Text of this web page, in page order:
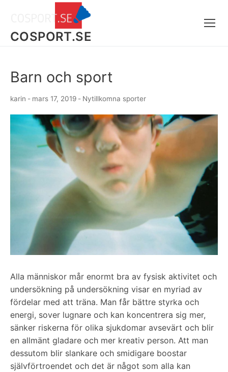
content
COSPORT.SE
Barn och sport
karin - mars 17, 2019 - Nytillkomna sporter
Alla människor mår enormt bra av fysisk aktivitet och
undersökning på undersökning visar en myriad av
fördelar med att träna. Man får bättre styrka och
energi, sover lugnare och kan koncentrera sig mer,
sänker riskerna för olika sjukdomar avsevärt och blir
en allmänt gladare och mer kreativ person. Att man
dessutom blir slankare och smidigare boostar
självförtroendet och det är något som alla kan